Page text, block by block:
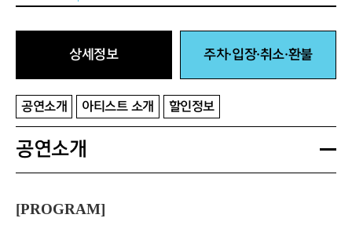
상세정보 주차·입장·취소·환불
공연소개 아티스트 소개 할인정보
공연소개
[PROGRAM]